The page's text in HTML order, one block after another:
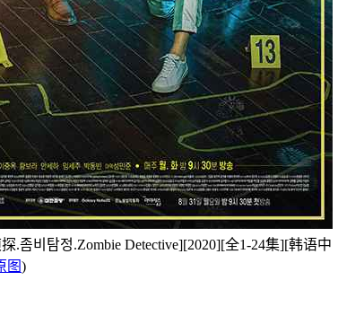
.좀비탐정.Zombie Detective][2020][全1-24集][韩语中
图)